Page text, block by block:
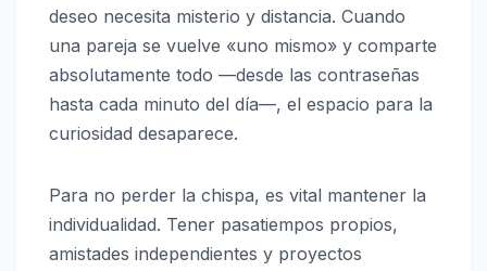
deseo necesita misterio y distancia. Cuando
una pareja se vuelve «uno mismo» y comparte
absolutamente todo —desde las contraseñas
hasta cada minuto del día—, el espacio para la
curiosidad desaparece.
Para no perder la chispa, es vital mantener la
individualidad. Tener pasatiempos propios,
amistades independientes y proyectos